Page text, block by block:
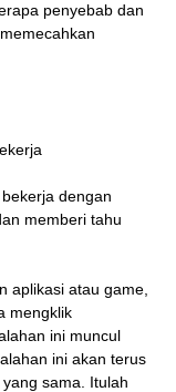
penyebab dan
dengan
memberi tahu
aplikasi atau game,
mengklik
ini muncul
ini akan terus
sama. Itulah